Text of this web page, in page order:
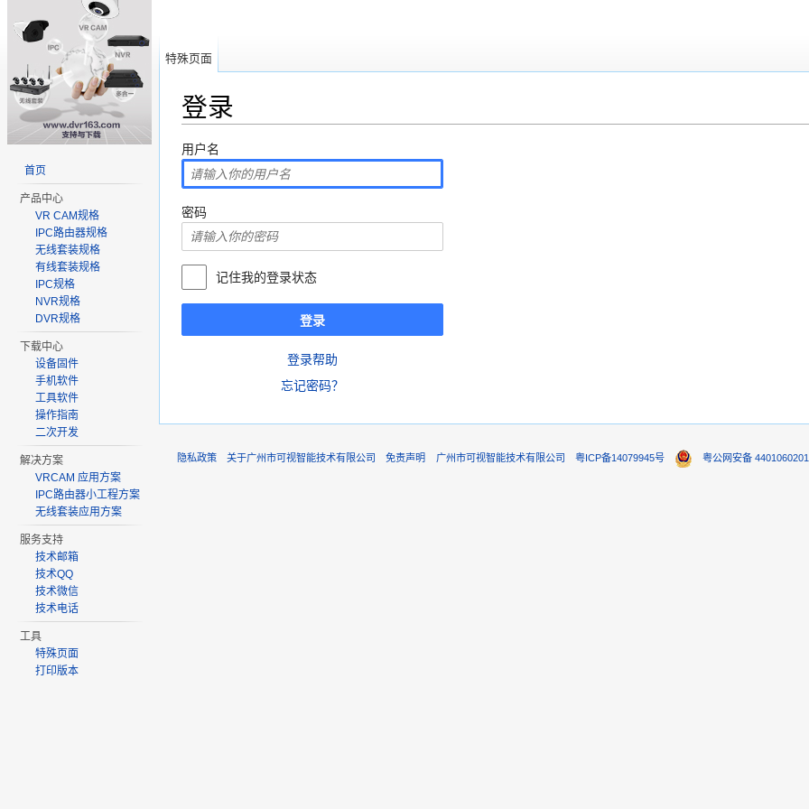
登录
用户名
密码
记住我的登录状态
登录
登录帮助
忘记密码？
特殊页面
首页
产品中心
VR CAM规格
IPC路由器规格
无线套装规格
有线套装规格
IPC规格
NVR规格
DVR规格
下载中心
设备固件
手机软件
工具软件
操作指南
二次开发
解决方案
VRCAM 应用方案
IPC路由器小工程方案
无线套装应用方案
服务支持
技术邮箱
技术QQ
技术微信
技术电话
工具
特殊页面
打印版本
隐私政策 关于广州市可视智能技术有限公司 免责声明 广州市可视智能技术有限公司 粤ICP备14079945号 粤公网安备